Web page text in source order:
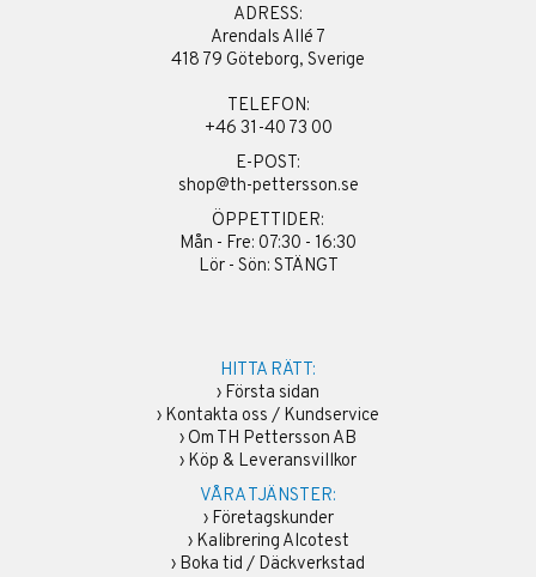
ADRESS:
Arendals Allé 7
418 79 Göteborg, Sverige
TELEFON:
+46 31-40 73 00
E-POST:
shop@th-pettersson.se
ÖPPETTIDER:
Mån - Fre: 07:30 - 16:30
Lör - Sön: STÄNGT
HITTA RÄTT:
› Första sidan
› Kontakta oss / Kundservice
› Om TH Pettersson AB
› Köp & Leveransvillkor
VÅRA TJÄNSTER:
› Företagskunder
› Kalibrering Alcotest
› Boka tid / Däckverkstad